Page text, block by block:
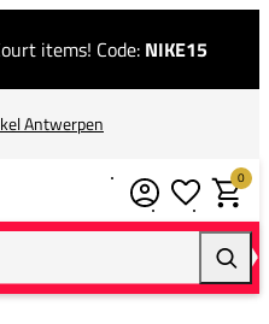
items! Code: NIKE15
Antwerpen
0